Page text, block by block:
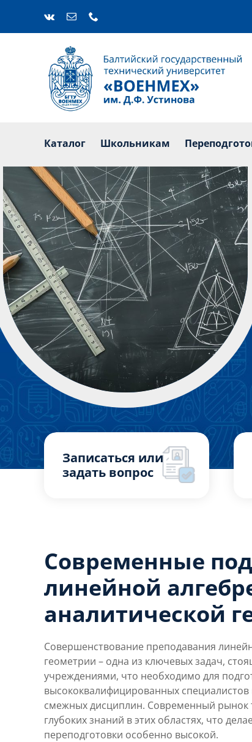
content
Каталог Школьникам
Записаться или
задать вопрос
Современные
линейной
аналитической
Совершенствование преподавания
геометрии – одна из ключевых задач,
учреждениями, что необходимо для
высококвалифицированных
смежных дисциплин. Современный рынок
глубоких знаний в этих областях, что
переподготовки особенно высокой.